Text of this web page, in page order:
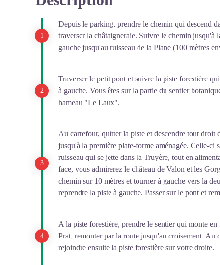
Voir l'image en plein écran
bassin (supérieur) qui est le lac de Montézic, et un
consommation d'électricité, cette eau est alors
moindre consommation, l'eau du bassin inférieur est
l'électricité des centrales nucléaires qui ne peuvent
Depuis le parking, prendre le chemin qui descend
traverser la châtaigneraie. Suivre le chemin jusqu'à
gauche jusqu'au ruisseau de la Plane (100 mètres
Traverser le petit pont et suivre la piste forestière
à gauche. Vous êtes sur la partie du sentier
hameau "Le Laux".
Au carrefour, quitter la piste et descendre tout droit
jusqu'à la première plate-forme aménagée. Celle-ci
ruisseau qui se jette dans la Truyère, tout en
face, vous admirerez le château de Valon et les
chemin sur 10 mètres et tourner à gauche vers la
reprendre la piste à gauche. Passer sur le pont et
A la piste forestière, prendre le sentier qui monte
Prat, remonter par la route jusqu'au croisement. Au
rejoindre ensuite la piste forestière sur votre droite.